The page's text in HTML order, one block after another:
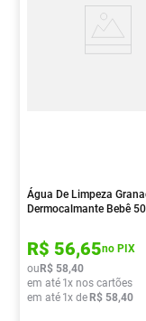
Água De Limpeza
Dermocalmante Bebê
R$ 56,65no PIX
ouR$ 58,40
em até 1x nos cartões
em até 1x deR$ 58,40